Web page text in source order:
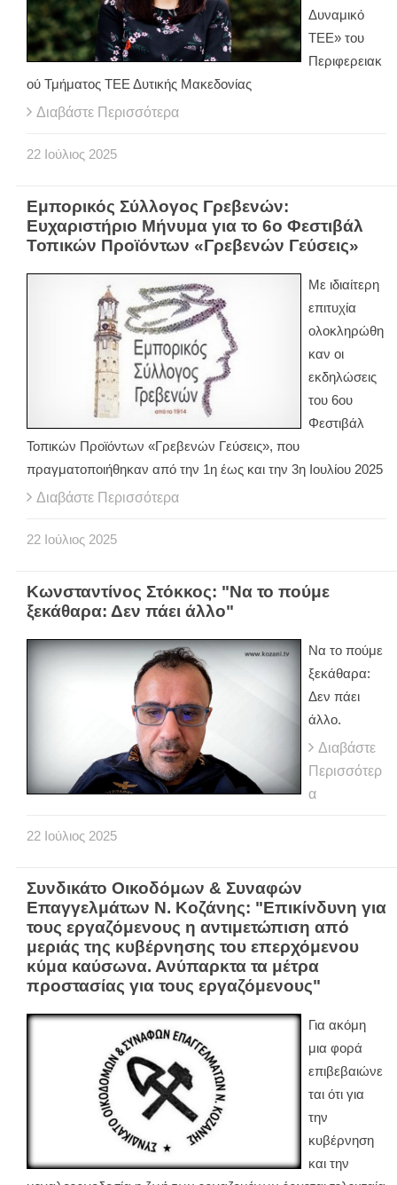
Δυναμικό
ΤΕΕ» του
Περιφερειακ
ού Τμήματος ΤΕΕ Δυτικής Μακεδονίας
Διαβάστε Περισσότερα
22 Ιούλιος 2025
Εμπορικός Σύλλογος Γρεβενών:
Ευχαριστήριο Μήνυμα για το 6ο Φεστιβάλ
Τοπικών Προϊόντων «Γρεβενών Γεύσεις»
Με ιδιαίτερη
επιτυχία
ολοκληρώθη
καν οι
εκδηλώσεις
του 6ου
Φεστιβάλ
Τοπικών Προϊόντων «Γρεβενών Γεύσεις», που
πραγματοποιήθηκαν από την 1η έως και την 3η Ιουλίου 2025
Διαβάστε Περισσότερα
22 Ιούλιος 2025
Κωνσταντίνος Στόκκος: "Να το πούμε
ξεκάθαρα: Δεν πάει άλλο"
Να το πούμε
ξεκάθαρα:
Δεν πάει
άλλο.
Διαβάστε
Περισσότερ
α
22 Ιούλιος 2025
Συνδικάτο Οικοδόμων & Συναφών
Επαγγελμάτων Ν. Κοζάνης: "Επικίνδυνη για
τους εργαζόμενους η αντιμετώπιση από
μεριάς της κυβέρνησης του επερχόμενου
κύμα καύσωνα. Ανύπαρκτα τα μέτρα
προστασίας για τους εργαζόμενους"
Για ακόμη
μια φορά
επιβεβαιώνε
ται ότι για
την
κυβέρνηση
και την